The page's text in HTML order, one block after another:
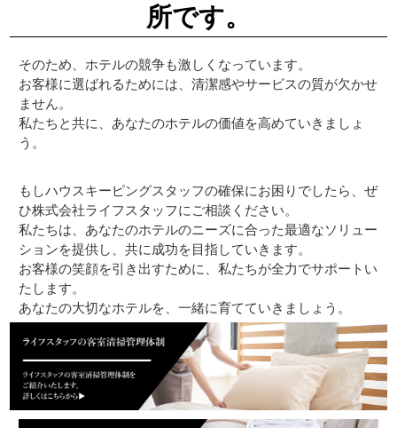
所です。
そのため、ホテルの競争も激しくなっています。
お客様に選ばれるためには、清潔感やサービスの質が欠かせ
ません。
私たちと共に、あなたのホテルの価値を高めていきましょ
う。
もしハウスキーピングスタッフの確保にお困りでしたら、ぜ
ひ株式会社ライフスタッフにご相談ください。
私たちは、あなたのホテルのニーズに合った最適なソリュー
ションを提供し、共に成功を目指していきます。
お客様の笑顔を引き出すために、私たちが全力でサポートい
たします。
あなたの大切なホテルを、一緒に育てていきましょう。